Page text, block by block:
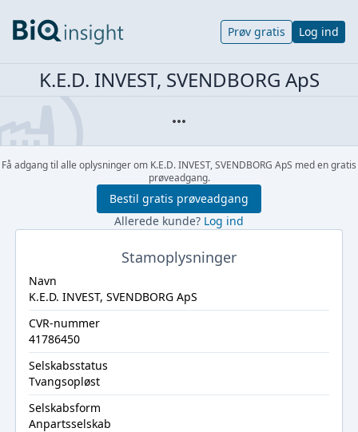
Prøv gratis Log ind
K.E.D. INVEST, SVENDBORG ApS
Få adgang til alle oplysninger om K.E.D. INVEST, SVENDBORG ApS med en gratis
prøveadgang.
Bestil gratis prøveadgang
Allerede kunde? Log ind
Stamoplysninger
Navn
K.E.D. INVEST, SVENDBORG ApS
CVR-nummer
41786450
Selskabsstatus
Tvangsopløst
Selskabsform
Anpartsselskab